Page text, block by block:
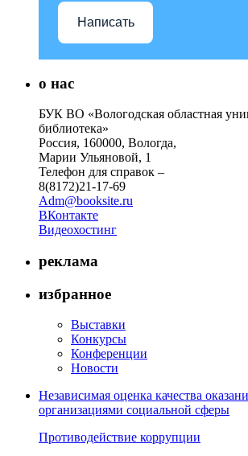
Написать
о нас
БУК ВО «Вологодская областная
библиотека»
Россия, 160000, Вологда,
Марии Ульяновой, 1
Телефон для справок –
8(8172)21-17-69
Adm@booksite.ru
ВКонтакте
Видеохостинг
реклама
избранное
Выставки
Конкурсы
Конференции
Новости
Независимая оценка качества
организациями социальной сферы
Противодействие коррупции